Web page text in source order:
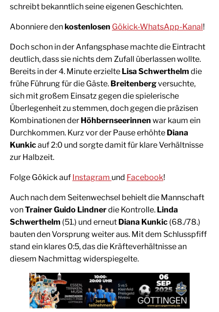
schreibt bekanntlich seine eigenen Geschichten.
Abonniere den kostenlosen Gökick-WhatsApp-Kanal!
Doch schon in der Anfangsphase machte die Eintracht
deutlich, dass sie nichts dem Zufall überlassen wollte.
Bereits in der 4. Minute erzielte Lisa Schwerthelm die
frühe Führung für die Gäste. Breitenbergversuchte,
sich mit großem Einsatz gegen die spielerische
Überlegenheit zu stemmen, doch gegen die präzisen
Kombinationen der Höhbernseerinnen war kaum ein
Durchkommen. Kurz vor der Pause erhöhte Diana
Kunkicauf 2:0 und sorgte damit für klare Verhältnisse
zur Halbzeit.
Folge Gökick auf Instagram und Facebook!
Auch nach dem Seitenwechsel behielt die Mannschaft
vonTrainer Guido Lindnerdie Kontrolle. Linda
Schwerthelm (51.) und erneut Diana Kunkic (68./78.)
bauten den Vorsprung weiter aus. Mit dem Schlusspfiff
stand ein klares 0:5, das die Kräfteverhältnisse an
diesem Nachmittag widerspiegelte.